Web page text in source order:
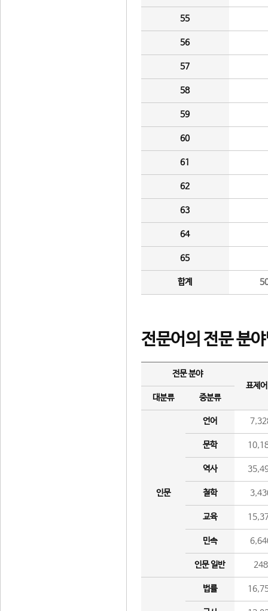
55
56
57
58
59
60
61
62
63
64
65
합계
전문어의 전문 분
전문 분야
표제
대분류
중분류
인문
언어
문학
역사
철학
교육
민속
인문 일반 248
법률